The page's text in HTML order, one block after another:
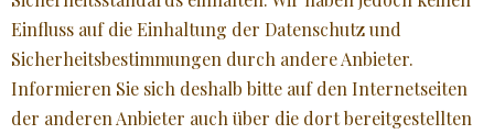
Einfluss auf die Einhaltung der Datenschutz und
Sicherheitsbestimmungen durch andere Anbieter.
Informieren Sie sich deshalb bitte auf den Internetseiten
der anderen Anbieter auch über die dort bereitgestellten